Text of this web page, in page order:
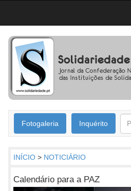
Fotogaleria Inquérito
INÍCIO > NOTICIÁRIO
Calendário para a PAZ